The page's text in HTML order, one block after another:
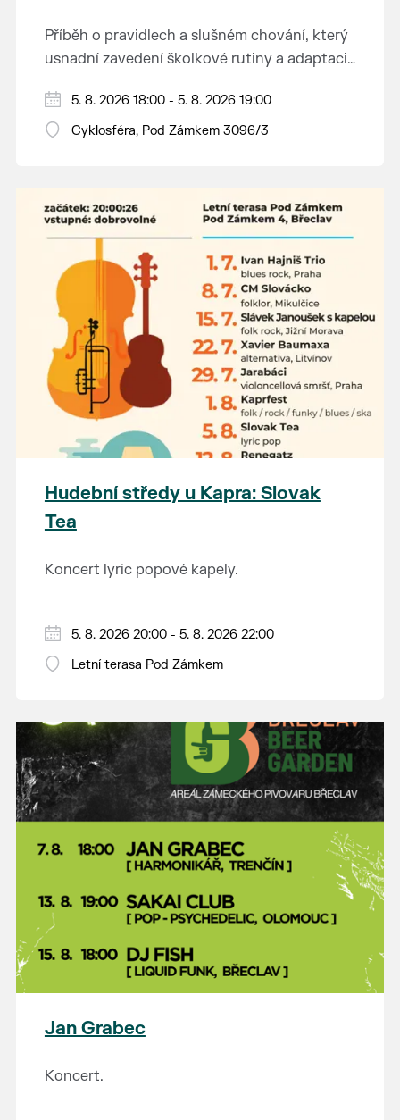
Příběh o pravidlech a slušném chování, který
usnadní zavedení školkové rutiny a adaptaci
Hraje se jen za příznivého počasí.
Vstupné dobrovolné.
5. 8. 2026 18:00 - 5. 8. 2026 19:00
Cyklosféra, Pod Zámkem 3096/3
Hudební středy u Kapra: Slovak
Tea
Koncert lyric popové kapely.
5. 8. 2026 20:00 - 5. 8. 2026 22:00
Letní terasa Pod Zámkem
Jan Grabec
Koncert.